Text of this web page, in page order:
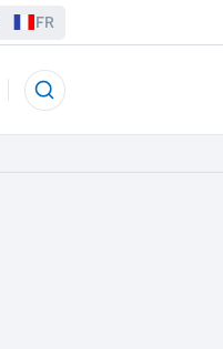
FR